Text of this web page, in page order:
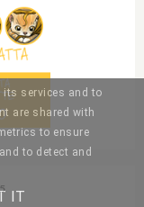
its services and to
are shared with
to ensure
to detect and
IT